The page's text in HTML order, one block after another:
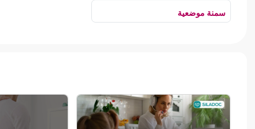
سمنة موضعية
ضمور الألم